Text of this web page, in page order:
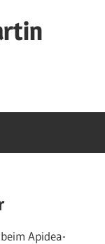
Apidea-